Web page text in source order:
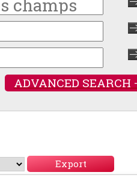
ADVANCED SEARCH